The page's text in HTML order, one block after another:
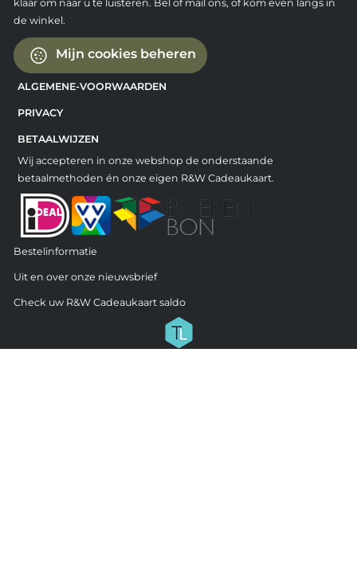
klaar om naar u te luisteren. Bel of mail ons, of kom even langs in
de winkel.
Mijn cookies beheren
ALGEMENE-VOORWAARDEN
PRIVACY
BETAALWIJZEN
Wij accepteren in onze webshop de onderstaande
betaalmethoden én onze eigen R&W Cadeaukaart.
Bestelinformatie
Uit en over onze nieuwsbrief
Check uw R&W Cadeaukaart saldo